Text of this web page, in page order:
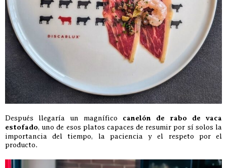
Después llegaría un magnífico canelón de rabo de vaca
estofado, uno de esos platos capaces de resumir por sí solos la
importancia del tiempo, la paciencia y el respeto por el
producto.